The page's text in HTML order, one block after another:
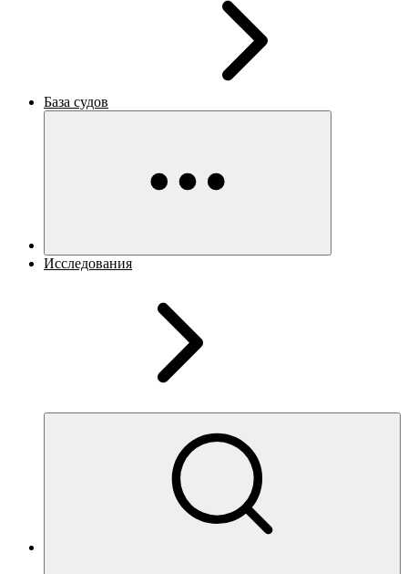
База судов
Исследования